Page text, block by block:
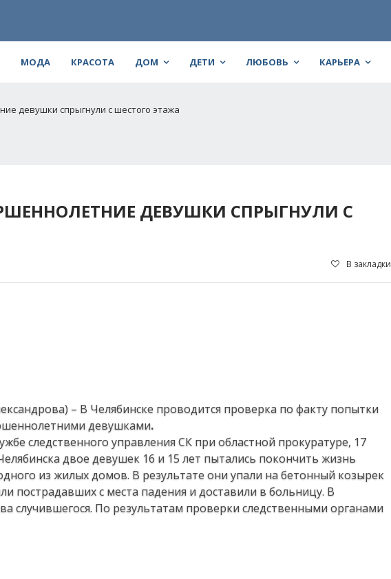
МОДА КРАСОТА ДОМ ДЕТИ ЛЮБОВЬ КАРЬЕРА
девушки спрыгнули с шестого этажа
ДЕВУШКИ СПРЫГНУЛИ С
В закладки
– В Челябинске проводится проверка по факту попытки
девушками.
следственного управления СК при областной прокуратуре, 17
двое девушек 16 и 15 лет пытались покончить жизнь
из жилых домов. В результате они упали на бетонный козырек
пострадавших с места падения и доставили в больницу. В
случившегося. По результатам проверки следственными органами